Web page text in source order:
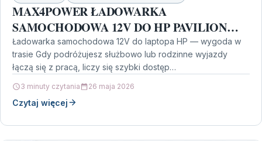
MAX4POWER ŁADOWARKA
SAMOCHODOWA 12V DO HP PAVILION
DV2799EA
Ładowarka samochodowa 12V do laptopa HP — wygoda w
trasie Gdy podróżujesz służbowo lub rodzinne wyjazdy
łączą się z pracą, liczy się szybki dostęp…
3 minuty czytania 26 maja 2026
Czytaj więcej